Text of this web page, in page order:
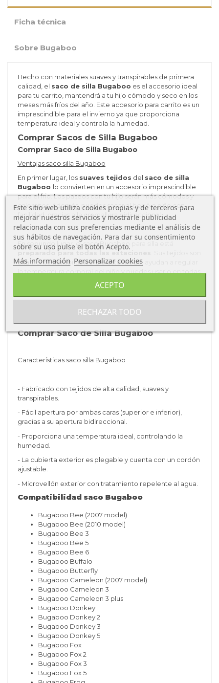
Ficha técnica
Sobre Bugaboo
Hecho con materiales suaves y transpirables de primera
calidad, el saco de silla Bugaboo es el accesorio ideal
para tu carrito, mantendrá a tu hijo cómodo y seco en los
meses más fríos del año. Este accesorio para carrito es un
imprescindible para el invierno ya que proporciona
temperatura ideal y controla la humedad.
Comprar Sacos de Silla Bugaboo
Comprar Saco de Silla Bugaboo
Ventajas saco silla Bugaboo
En primer lugar, los suaves tejidos del saco de silla
Bugaboo lo convierten en un accesorio imprescindible
para el frio. Los paseos con tu hijo serán más cómodos y
calentitos. Además, puedes sacar al bebé o niño con
facilidad, gracias a la cremallera bidireccional.
En segundo lugar, el saco Bugaboo para silla está
preparado para todas las estaciones
altamente transpirables. De este modo, ayudan a regular
la temperatura corporal del niño y puedes usarlo en todas
Por último, puedesconjuntar tu carro
Comprar Saco de Silla Bugaboo
Características saco silla Bugaboo
- Fabricado con tejidos de alta calidad, suaves y
transpirables.
- Fácil apertura por ambas caras (superior e inferior),
gracias a su apertura bidireccional.
- Proporciona una temperatura ideal, controlando la
humedad.
- La cubierta exterior es plegable y cuenta con un cordón
ajustable.
- Microvellón exterior con tratamiento repelente al agua.
Compatibilidad saco Bugaboo
Bugaboo Bee (2007 model)
Bugaboo Bee (2010 model)
Bugaboo Bee 3
Bugaboo Bee 5
Bugaboo Bee 6
Bugaboo Buffalo
Bugaboo Butterfly
Bugaboo Cameleon (2007 model)
Bugaboo Cameleon 3
Bugaboo Cameleon 3 plus
Bugaboo Donkey
Bugaboo Donkey 2
Bugaboo Donkey 3
Bugaboo Donkey 5
Bugaboo Fox
Bugaboo Fox 2
Bugaboo Fox 3
Bugaboo Fox 5
Este sitio web utiliza cookies propias y de terceros para
mejorar nuestros servicios y mostrarle publicidad
relacionada con sus preferencias mediante el análisis de
sus hábitos de navegación. Para dar su consentimiento
sobre su uso pulse el botón Acepto.
Más información Personalizar cookies
RECHAZAR TODO
ACEPTO